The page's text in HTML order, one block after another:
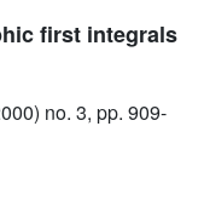
first integrals
no. 3, pp. 909-